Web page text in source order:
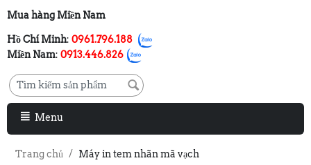
Mua hàng Miền Nam
Hồ Chí Minh: 0961.796.188
Miền Nam: 0913.446.826
Menu
Trang chủ / Máy in tem nhãn mã vạch